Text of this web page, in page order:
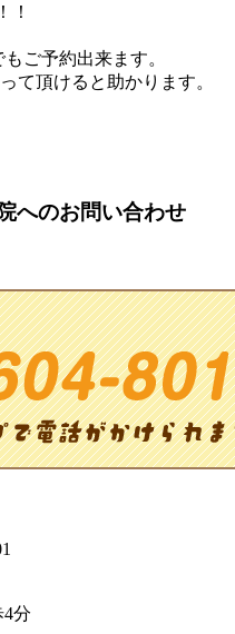
！
ご予約出来ます。
て頂けると助かります。
分